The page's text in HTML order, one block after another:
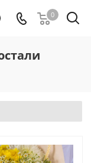
0